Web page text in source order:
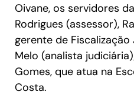
Oivane, os servidores
Rodrigues (assessor),
gerente de
Melo (analista
Gomes, que atua na
Costa.